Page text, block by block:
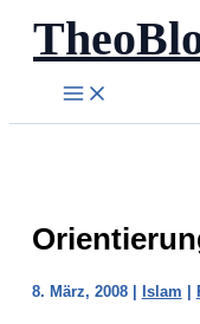
Zum
Inhalt
springen
8. März, 2008 | Islam |